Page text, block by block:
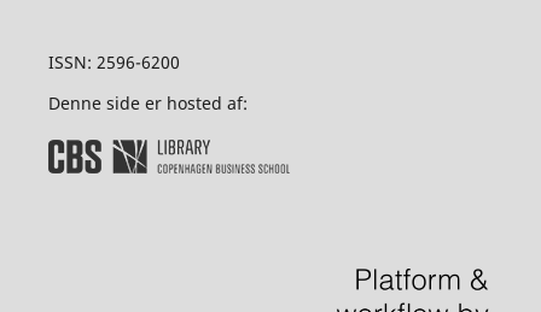
ISSN: 2596-6200
Denne side er hosted af: